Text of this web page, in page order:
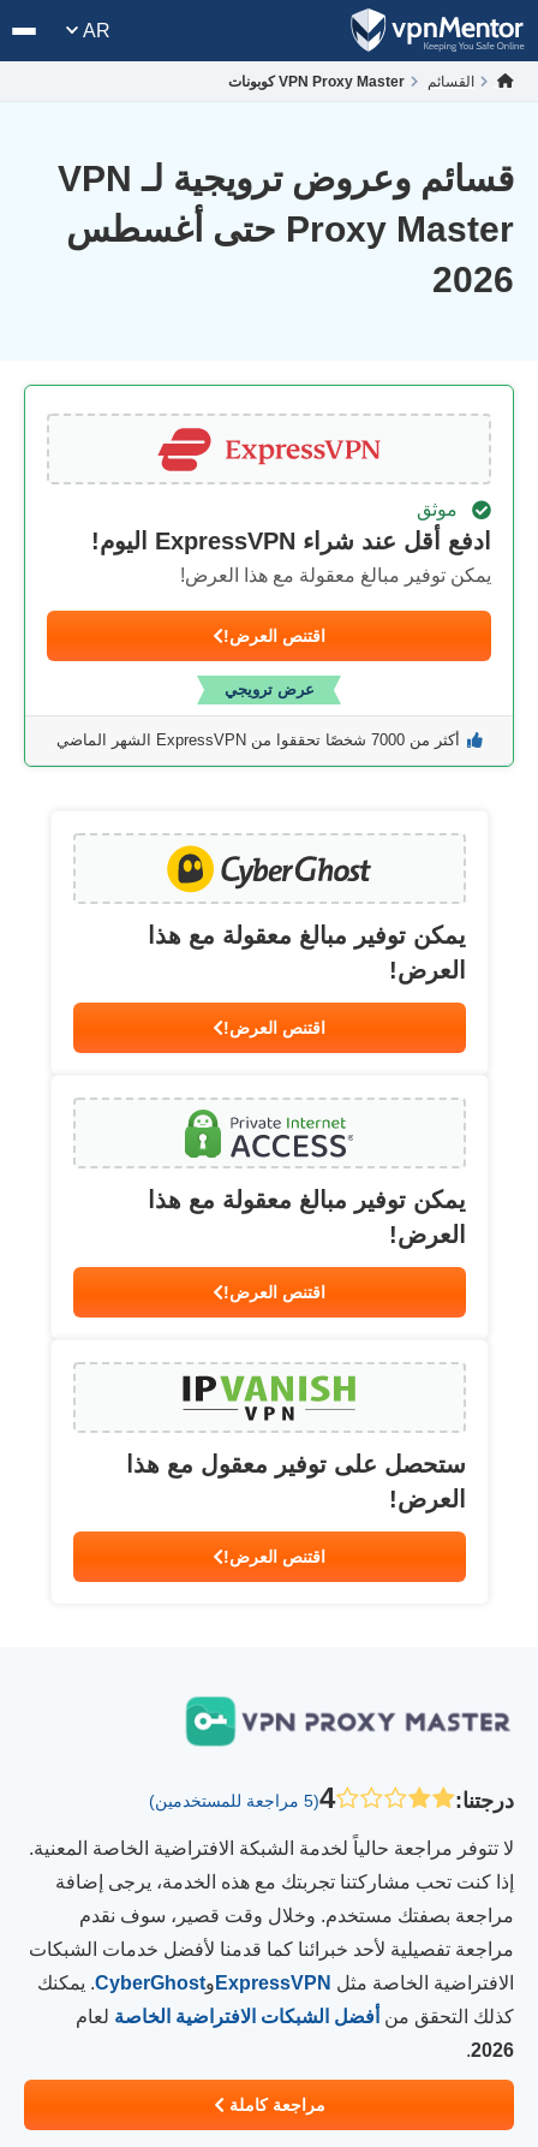
AR
القسائم VPN Proxy Master كوبونات
قسائم وعروض ترويجية لـ VPN
Proxy Master حتى أغسطس
2026
موثق
ادفع أقل عند شراء ExpressVPN اليوم!
يمكن توفير مبالغ معقولة مع هذا العرض!
اقتنص العرض!
عرض ترويجي
أكثر من 7000 شخصًا تحققوا من ExpressVPN الشهر الماضي
يمكن توفير مبالغ معقولة مع هذا
العرض!
اقتنص العرض!
يمكن توفير مبالغ معقولة مع هذا
العرض!
اقتنص العرض!
ستحصل على توفير معقول مع هذا
العرض!
اقتنص العرض!
درجتنا:
4(5 مراجعة للمستخدمين)
لا تتوفر مراجعة حالياً لخدمة الشبكة الافتراضية الخاصة المعنية.
إذا كنت تحب مشاركتنا تجربتك مع هذه الخدمة، يرجى إضافة
مراجعة بصفتك مستخدم. وخلال وقت قصير، سوف نقدم
مراجعة تفصيلية لأحد خبرائنا كما قدمنا لأفضل خدمات الشبكات
الافتراضية الخاصة مثل ExpressVPN وCyberGhost. يمكنك
كذلك التحقق من أفضل الشبكات الافتراضية الخاصة لعام
2026
.
مراجعة كاملة